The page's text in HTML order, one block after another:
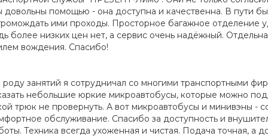
помощью - она доступна и качественна. В пути
ими проходы. Просторное багажное
более низких цен нет, а сервис очень надёжный.
вождения. Спасибо!
занятий я сотрудничал со многими транспортными
небольшие юркие микроавтобусы, которые можно
трюк не провернуть. А вот микроавтобусы и минивэны -
обслуживание. Спасибо за доступность и
Техника всегда ухоженная и чистая. Подача точная, а